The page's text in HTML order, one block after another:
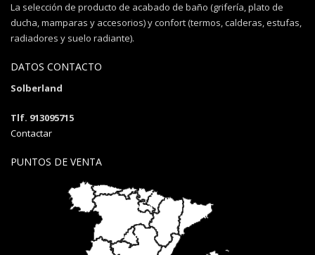
La selección de producto de acabado de baño (grifería, plato de
ducha, mamparas y accesorios) y confort (termos, calderas, estufas,
radiadores y suelo radiante).
DATOS CONTACTO
Solberland
Tlf. 913095715
Contactar
PUNTOS DE VENTA